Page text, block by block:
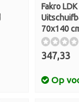
Fakro
70x140
347,33
Op